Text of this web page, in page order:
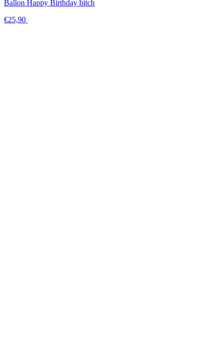
Ballon Happy Birthday bitch
€25,90